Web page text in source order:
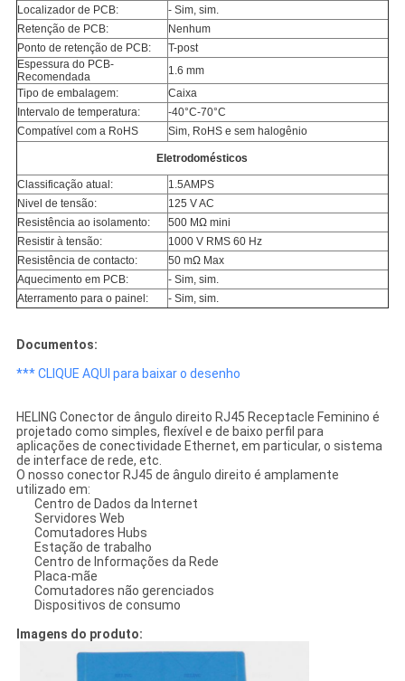
Localizador de PCB:
- Sim, sim.
Retenção de PCB:
Nenhum
Ponto de retenção de PCB:
T-post
Espessura do PCB-
Recomendada
1.6 mm
Tipo de embalagem:
Caixa
Intervalo de temperatura:
-40°C-70°C
Compatível com a RoHS
Sim, RoHS e sem halogênio
Eletrodomésticos
Classificação atual:
1.5AMPS
Nivel de tensão:
125 V AC
Resistência ao isolamento:
500 MΩ mini
Resistir à tensão:
1000 V RMS 60 Hz
Resistência de contacto:
50 mΩ Max
Aquecimento em PCB:
- Sim, sim.
Aterramento para o painel:
- Sim, sim.
Documentos:
*** CLIQUE AQUI para baixar o desenho
HELING Conector de ângulo direito RJ45 Receptacle Feminino é
projetado como simples, flexível e de baixo perfil para
aplicações de conectividade Ethernet, em particular, o sistema
de interface de rede, etc.
O nosso conector RJ45 de ângulo direito é amplamente
utilizado em:
Centro de Dados da Internet
Servidores Web
Comutadores Hubs
Estação de trabalho
Centro de Informações da Rede
Placa-mãe
Comutadores não gerenciados
Dispositivos de consumo
Imagens do produto: